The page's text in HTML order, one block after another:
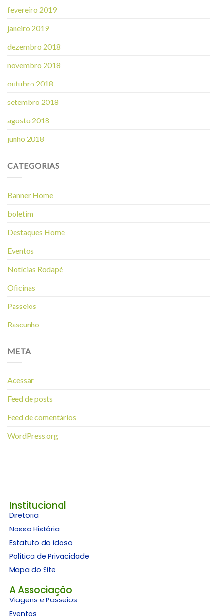
fevereiro 2019
janeiro 2019
dezembro 2018
novembro 2018
outubro 2018
setembro 2018
agosto 2018
junho 2018
CATEGORIAS
Banner Home
boletim
Destaques Home
Eventos
Notícias Rodapé
Oficinas
Passeios
Rascunho
META
Acessar
Feed de posts
Feed de comentários
WordPress.org
Institucional
Diretoria
Nossa História
Estatuto do idoso
Política de Privacidade
Mapa do Site
A Associação
Viagens e Passeios
Eventos